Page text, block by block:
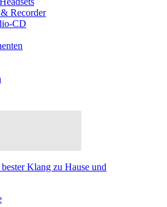
Recorder
CD
Klang zu Hause und